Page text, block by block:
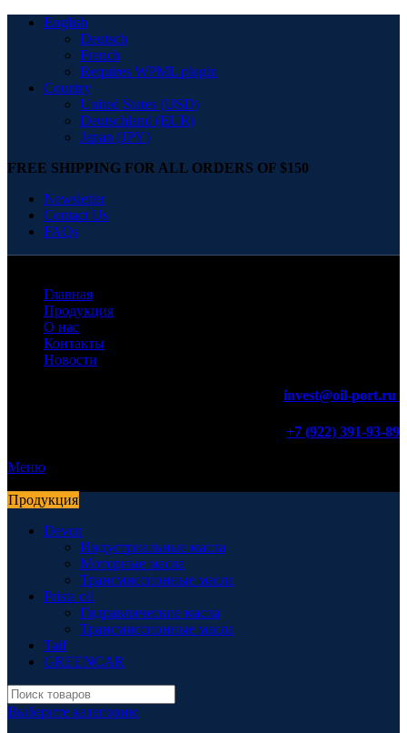
English
Deutsch
French
Requires WPML plugin
Country
United States (USD)
Deutschland (EUR)
Japan (JPY)
FREE SHIPPING FOR ALL ORDERS OF $150
Newsletter
Contact Us
FAQs
Главная
Продукция
О нас
Контакты
Новости
invest@oil-port.ru
+7 (922) 391-93-89
Меню
Продукция
Devon
Индустриальные масла
Моторные масла
Трансмиссионные масла
Prista oil
Гидравлические масла
Трансмиссионные масла
Taif
GREENCAR
Выберите категорию